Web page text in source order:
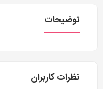
توضیحات
نظرات کاربران